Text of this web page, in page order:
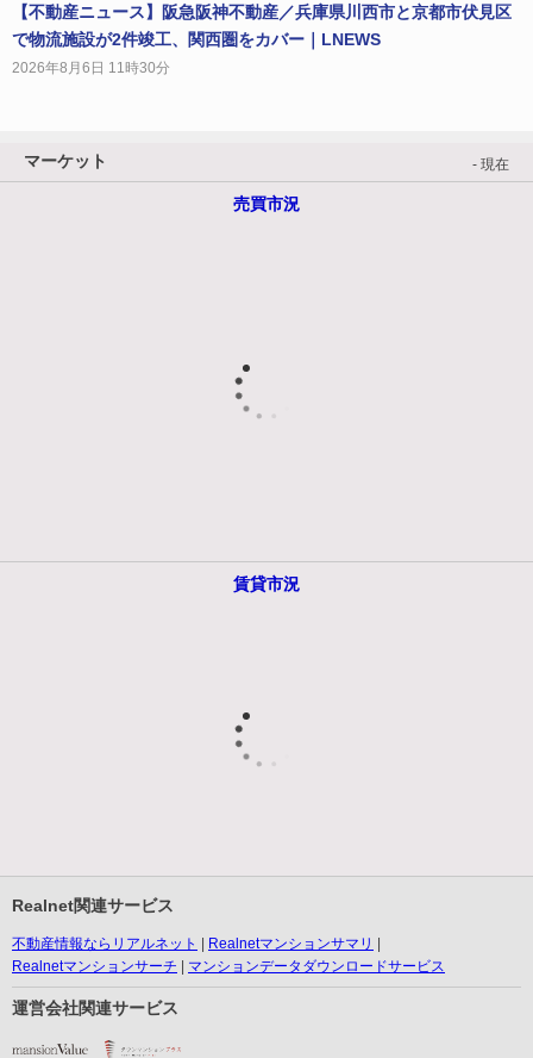
【不動産ニュース】阪急阪神不動産／兵庫県川西市と京都市伏見区
で物流施設が2件竣工、関西圏をカバー｜LNEWS
2026年8月6日 11時30分
マーケット - 現在
売買市況
賃貸市況
Realnet関連サービス
不動産情報ならリアルネット
Realnetマンションサマリ
Realnetマンションサーチ
マンションデータダウンロードサービス
運営会社関連サービス